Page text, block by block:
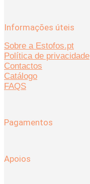
Informações úteis
Sobre a Estofos.pt
Política de privacidade
Contactos
Catálogo
FAQS
Pagamentos
Apoios